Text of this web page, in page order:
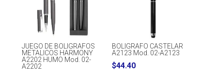
JUEGO DE BOLIGRAFOS
METALICOS HARMONY
A2202 HUMO Mod. 02-
A2202
BOLIGRAFO CASTELAR
A2123 Mod. 02-A2123
$44.40